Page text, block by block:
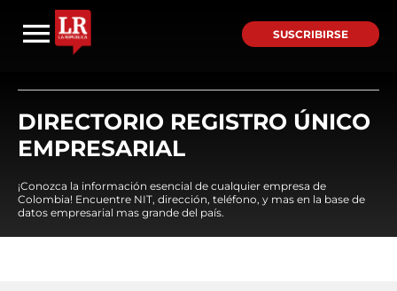
SUSCRIBIRSE
DIRECTORIO REGISTRO ÚNICO
EMPRESARIAL
¡Conozca la información esencial de cualquier empresa de
Colombia! Encuentre NIT, dirección, teléfono, y mas en la base de
datos empresarial mas grande del país.